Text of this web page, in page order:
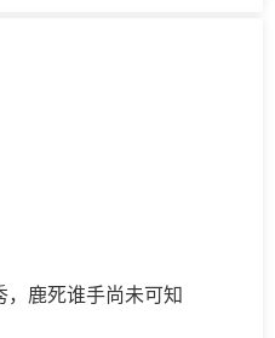
，鹿死谁手尚未可知